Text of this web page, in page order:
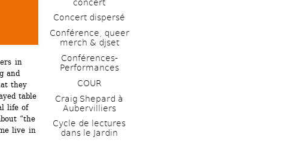
in
and
they
table
life of
“the
live in
concert
Concert dispersé
Conférence, queer
merch & djset
Conférences-
Performances
COUR
Craig Shepard à
Aubervilliers
Cycle de lectures
dans le Jardin